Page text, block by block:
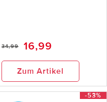
34,99 16,99
Zum Artikel
-53%